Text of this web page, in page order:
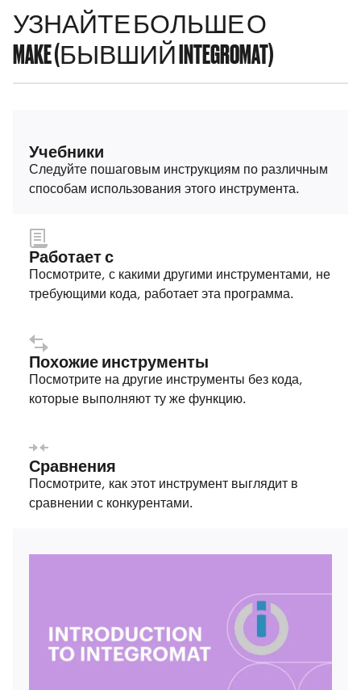
УЗНАЙТЕ БОЛЬШЕ О
MAKE (БЫВШИЙ INTEGROMAT)
Учебники
Следуйте пошаговым инструкциям по различным
способам использования этого инструмента.
Работает с
Посмотрите, с какими другими инструментами, не
требующими кода, работает эта программа.
Похожие инструменты
Посмотрите на другие инструменты без кода,
которые выполняют ту же функцию.
Сравнения
Посмотрите, как этот инструмент выглядит в
сравнении с конкурентами.